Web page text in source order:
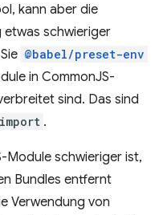
kann aber die
etwas schwieriger
@babel/preset-env
in CommonJS-
sind. Das sind
import .
Module schwieriger ist,
Bundles entfernt
Verwendung von